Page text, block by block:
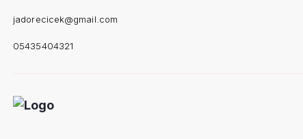
jadorecicek@gmail.com
05435404321